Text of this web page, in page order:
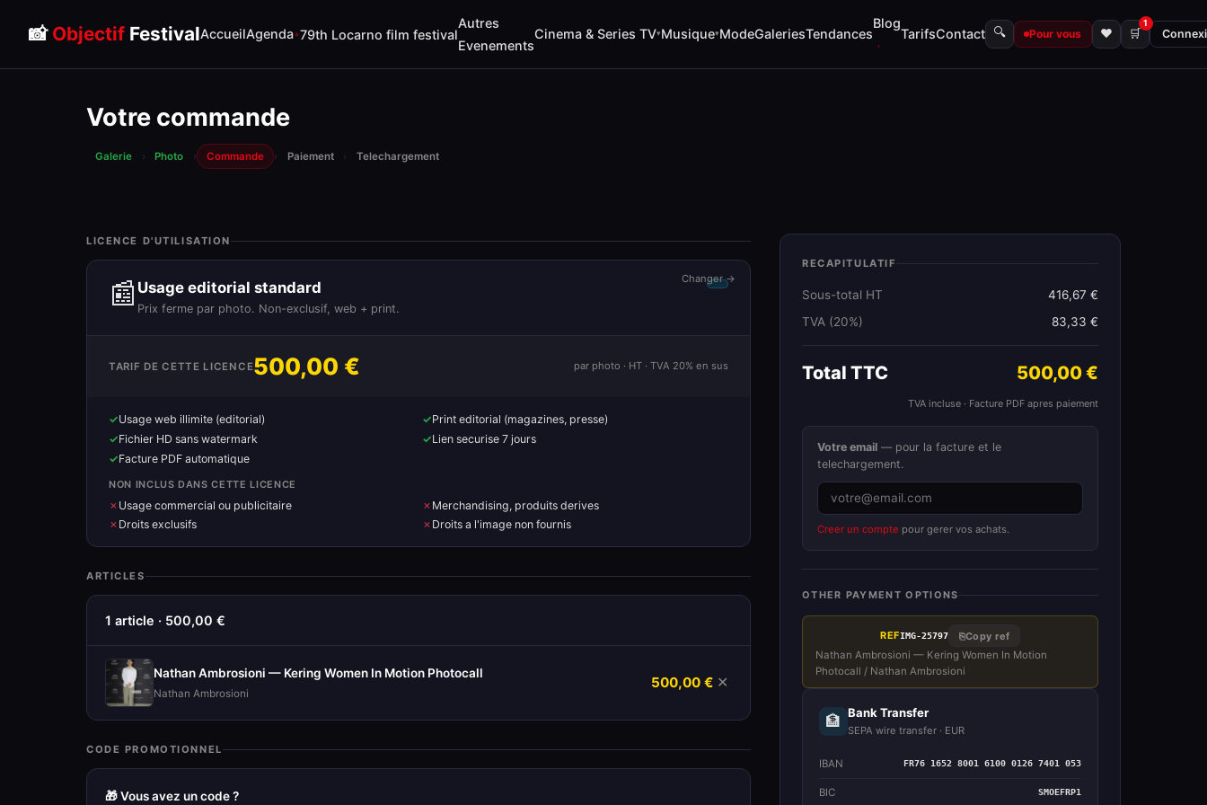
📸 Objectif FestivalAccueilAgenda 79th Locarno film festival
Autres
Evenements
Cinema & Series TV▾Musique▾ModeGaleriesTendances
Blog
TarifsContact 🔍 Pour vous ♥ 🛒
1
Votre commande
Galerie › Photo › Commande › Paiement › Telechargement
LICENCE D'UTILISATION
📰 Usage editorial standard
Prix ferme par photo. Non-exclusif, web + print.
Changer →
TARIF DE CETTE LICENCE500,00 € par photo · HT · TVA 20% en sus
Usage web illimite (editorial)
Print editorial (magazines, presse)
Fichier HD sans watermark
Lien securise 7 jours
Facture PDF automatique
NON INCLUS DANS CETTE LICENCE
Usage commercial ou publicitaire
Merchandising, produits derives
Droits exclusifs
Droits a l'image non fournis
ARTICLES
1 article · 500,00 €
Nathan Ambrosioni — Kering Women In Motion Photocall
Nathan Ambrosioni
500,00 € ✕
CODE PROMOTIONNEL
🎁 Vous avez un code ?
RECAPITULATIF
Sous-total HT
416,67 €
TVA (20%)
83,33 €
Total TTC 500,00 €
TVA incluse · Facture PDF apres paiement
Votre email — pour la facture et le
telechargement.
Creer un compte pour gerer vos achats.
OTHER PAYMENT OPTIONS
REFIMG-25797 ⎘Copy ref
Nathan Ambrosioni — Kering Women In Motion
Photocall / Nathan Ambrosioni
🏦 Bank Transfer
SEPA wire transfer · EUR
IBAN FR76 1652 8001 6100 0126 7401 053
BIC SMOEFRP1